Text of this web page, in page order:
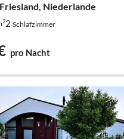
Niederlande
22 Schlafzimmer
pro Nacht